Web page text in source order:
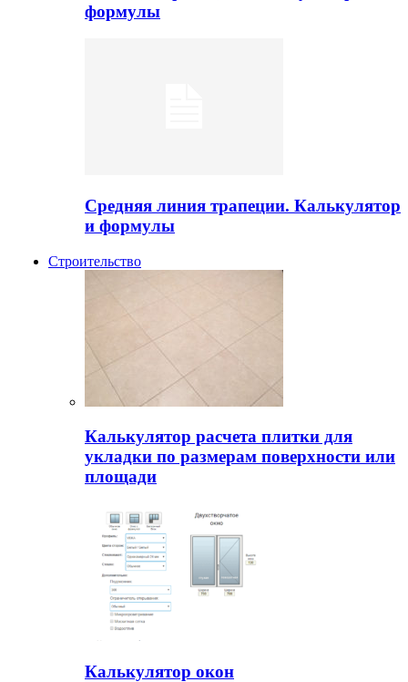
формулы
Средняя линия трапеции. Калькулятор
и формулы
Строительство
Калькулятор расчета плитки для
укладки по размерам поверхности или
площади
Калькулятор окон